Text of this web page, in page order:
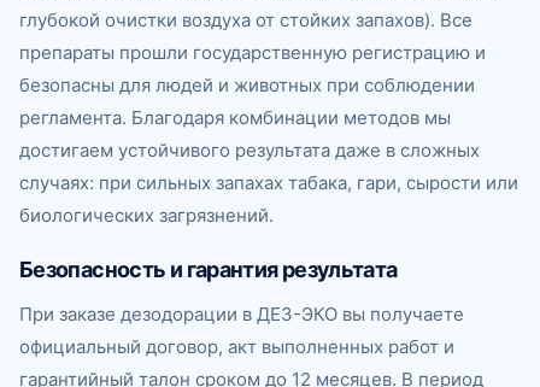
глубокой очистки воздуха от стойких запахов). Все
препараты прошли государственную регистрацию и
безопасны для людей и животных при соблюдении
регламента. Благодаря комбинации методов мы
достигаем устойчивого результата даже в сложных
случаях: при сильных запахах табака, гари, сырости или
биологических загрязнений.
Безопасность и гарантия результата
При заказе дезодорации в ДЕЗ-ЭКО вы получаете
официальный договор, акт выполненных работ и
гарантийный талон сроком до 12 месяцев. В период